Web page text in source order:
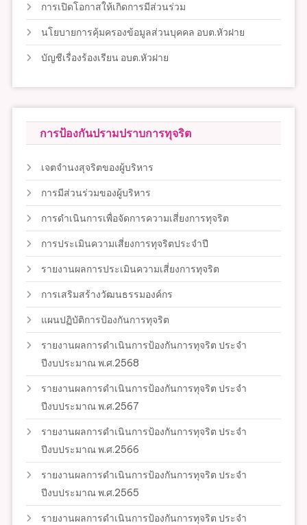
การเปิดโอกาสให้เกิดการมีส่วนร่วม
นโยบายการคุ้มครองข้อมูลส่วนบุคคล อบต.หัวฝาย
บัญชีเรื่องร้องเรียน อบต.หัวฝาย
การป้องกันปรามปราบการทุจริต
เจตจำนงสุจริตของผู้บริหาร
การมีส่วนร่วมของผู้บริหาร
การดำเนินการเพื่อจัดการความเสี่ยงการทุจริต
การประเมินความเสี่ยงการทุจริตประจำปี
รายงานผลการประเมินความเสี่ยงการทุจริต
การเสริมสร้างวัฒนธรรมองค์กร
แผนปฏิบัติการป้องกันการทุจริต
รายงานผลการดำเนินการป้องกันการทุจริต ประจำ
ปีงบประมาณ พ.ศ.2568
รายงานผลการดำเนินการป้องกันการทุจริต ประจำ
ปีงบประมาณ พ.ศ.2567
รายงานผลการดำเนินการป้องกันการทุจริต ประจำ
ปีงบประมาณ พ.ศ.2566
รายงานผลการดำเนินการป้องกันการทุจริต ประจำ
ปีงบประมาณ พ.ศ.2565
รายงานผลการดำเนินการป้องกันการทุจริต ประจำ